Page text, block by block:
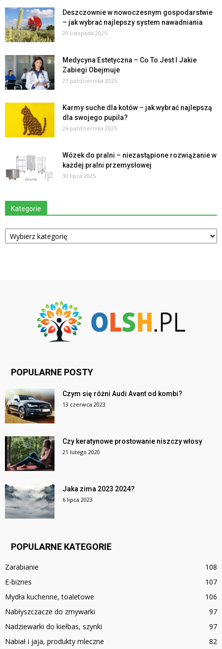
Deszczownie w nowoczesnym gospodarstwie
– jak wybrać najlepszy system nawadniania
29 listopada 2025
Medycyna Estetyczna – Co To Jest I Jakie
Zabiegi Obejmuje
27 października 2025
Karmy suche dla kotów – jak wybrać najlepszą
dla swojego pupila?
26 października 2025
Wózek do pralni – niezastąpione rozwiązanie w
każdej pralni przemysłowej
30 lipca 2025
Kategorie
Kategorie
POPULARNE POSTY
Czym się różni Audi Avant od kombi?
13 czerwca 2023
Czy keratynowe prostowanie niszczy włosy
21 lutego 2020
Jaka zima 2023 2024?
6 lipca 2023
POPULARNE KATEGORIE
Zarabianie
108
E-biznes
107
Mydła kuchenne, toaletowe
106
Nabłyszczacze do zmywarki
97
Nadziewarki do kiełbas, szynki
97
Nabiał i jaja, produkty mleczne
82